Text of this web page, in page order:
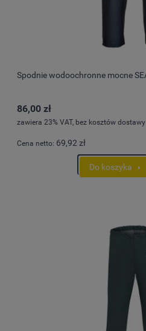
Spodnie wodoochronne mocne
86,00 zł
zawiera 23% VAT, bez kosztów dostawy
Cena netto: 69,92 zł
Do koszyka